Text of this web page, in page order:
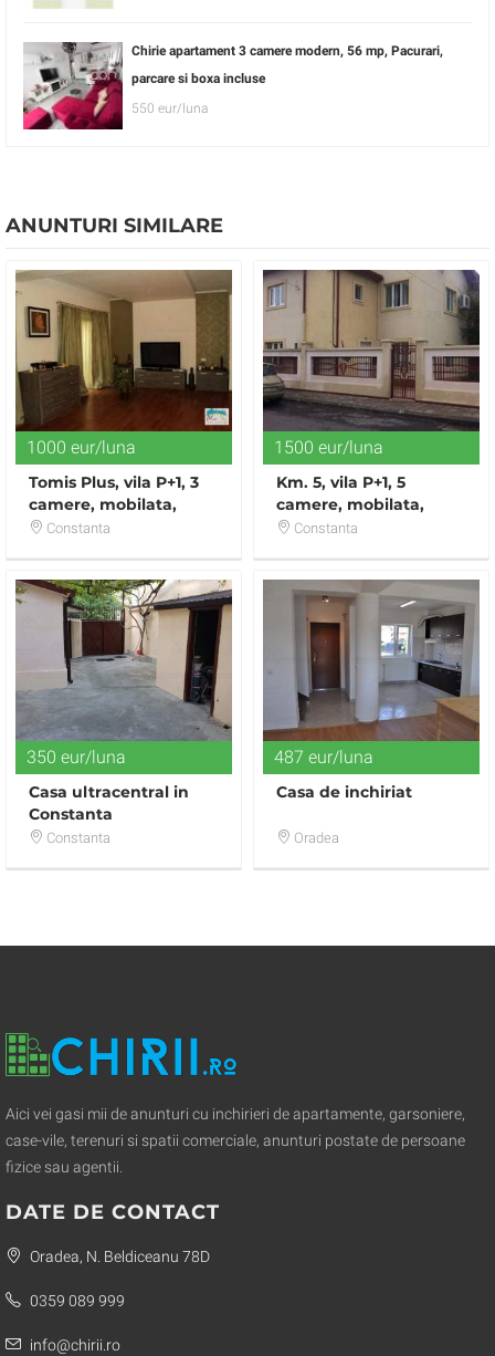
Chirie apartament 3 camere modern, 56 mp, Pacurari,
parcare si boxa incluse
550 eur/luna
ANUNTURI SIMILARE
1000 eur/luna
Tomis Plus, vila P+1, 3
camere, mobilata,
utilata
Constanta
1500 eur/luna
Km. 5, vila P+1, 5
camere, mobilata,
utilata, garaj,
Constanta
350 eur/luna
Casa ultracentral in
Constanta
Constanta
487 eur/luna
Casa de inchiriat
Oradea
Aici vei gasi mii de anunturi cu inchirieri de apartamente, garsoniere,
case-vile, terenuri si spatii comerciale, anunturi postate de persoane
fizice sau agentii.
DATE DE CONTACT
Oradea, N. Beldiceanu 78D
0359 089 999
info@chirii.ro